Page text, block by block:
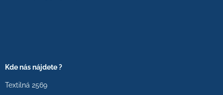
Kde nás nájdete ?
Textilná 2569